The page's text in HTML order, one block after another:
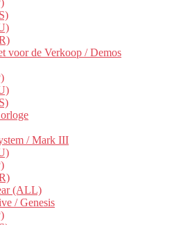
voor de Verkoop / Demos
/ Mark III
(ALL)
/ Genesis